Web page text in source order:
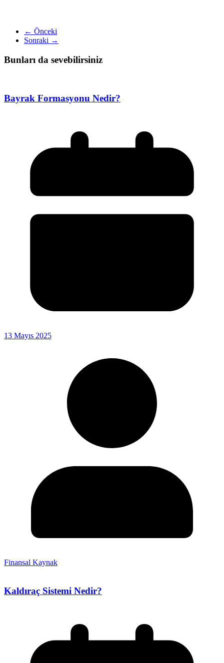
← Önceki
Sonraki →
Bunları da sevebilirsiniz
Bayrak Formasyonu Nedir?
13 Mayıs 2025
Finansal Kaynak
Kaldıraç Sistemi Nedir?